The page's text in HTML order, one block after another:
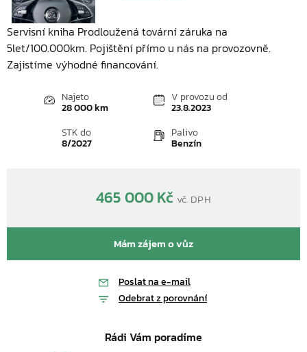
Servisní kniha Prodloužená tovární záruka na
5let/100.000km. Pojištění přímo u nás na provozovně.
Zajistíme výhodné financování.
Najeto
28 000 km
V provozu od
23.8.2023
STK do
8/2027
Palivo
Benzín
465 000 Kč vč. DPH
Mám zájem o vůz
Poslat na e-mail
Odebrat z porovnání
Rádi Vám poradíme